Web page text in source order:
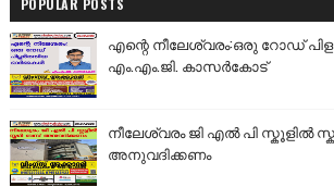
എന്റെ നീലേശ്വരം:ഒരു റോഡ്
എം.എം.ജി. കാസർകോട്
നീലേശ്വരം ജി എൽ പി
അനുവദിക്കണം